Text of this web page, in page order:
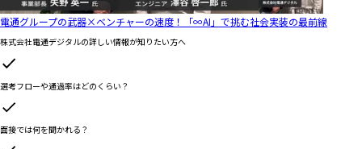
電通グループの武器×ベンチャーの速度！「∞AI」で挑む社会実装の最前線
株式会社電通デジタルの詳しい情報が知りたい方へ
選考フローや通過率はどのくらい？
面接では何を聞かれる？